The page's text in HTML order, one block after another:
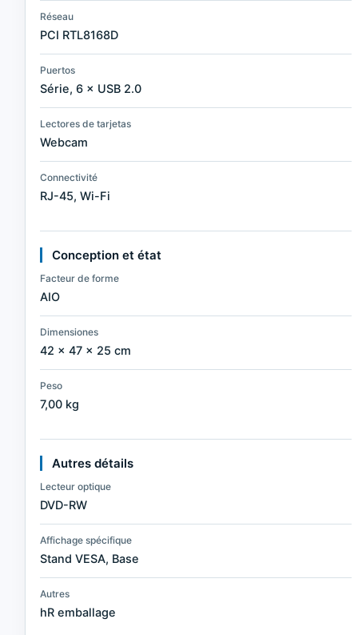
Réseau
PCI RTL8168D
Puertos
Série, 6 × USB 2.0
Lectores de tarjetas
Webcam
Connectivité
RJ-45, Wi-Fi
Conception et état
Facteur de forme
AIO
Dimensiones
42 × 47 × 25 cm
Peso
7,00 kg
Autres détails
Lecteur optique
DVD-RW
Affichage spécifique
Stand VESA, Base
Autres
hR emballage